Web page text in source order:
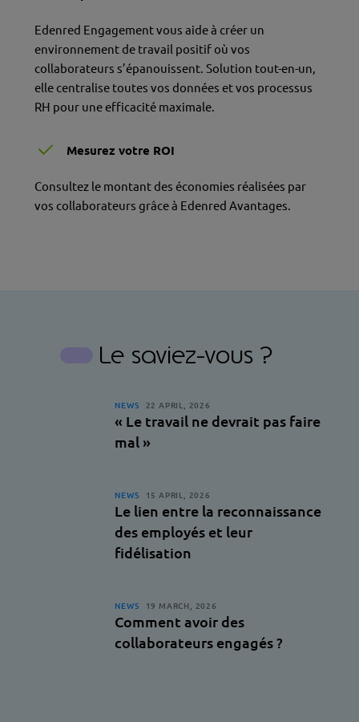
Edenred Engagement vous aide à créer un
environnement de travail positif où vos
collaborateurs s’épanouissent. Solution tout-en-un,
elle centralise toutes vos données et vos processus
RH pour une efficacité maximale.
Mesurez votre ROI
Consultez lemontant des économies réalisées par
vos collaborateurs grâce à Edenred Avantages.
Le saviez-vous ?
NEWS 22 APRIL, 2026
« Le travail ne devrait pas faire
mal »
NEWS 15 APRIL, 2026
Le lien entre la reconnaissance
des employés et leur
fidélisation
NEWS 19 MARCH, 2026
Comment avoir des
collaborateurs engagés ?